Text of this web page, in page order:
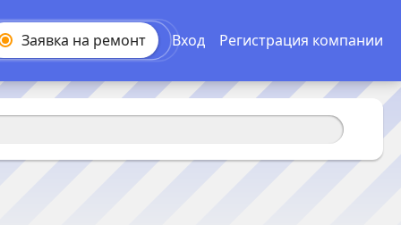
Заявка на ремонт Вход Регистрация компании